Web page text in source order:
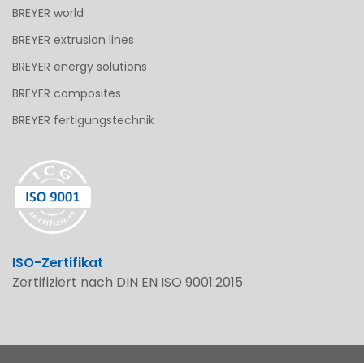
BREYER world
BREYER extrusion lines
BREYER energy solutions
BREYER composites
BREYER fertigungstechnik
ISO-Zertifikat
Zertifiziert nach DIN EN ISO 9001:2015